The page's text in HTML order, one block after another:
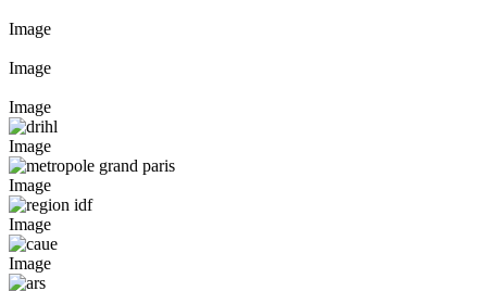
Image
Image
Image
Image
Image
Image
Image